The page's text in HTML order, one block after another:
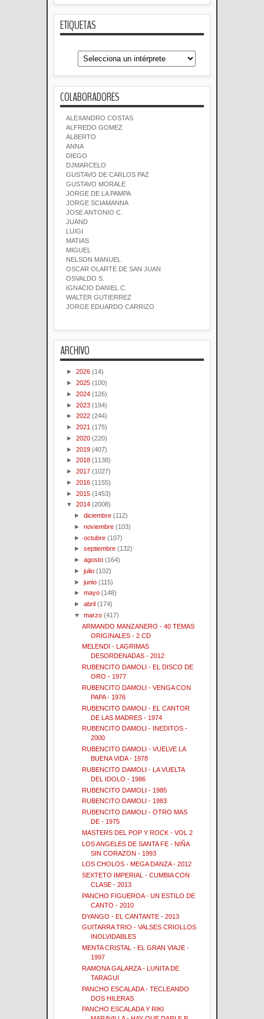
ETIQUETAS
COLABORADORES
ALEXANDRO COSTAS
ALFREDO GOMEZ
ALBERTO
ANNA
DIEGO
DJMARCELO
GUSTAVO DE CARLOS PAZ
GUSTAVO MORALE
JORGE DE LA PAMPA
JORGE SCIAMANNA
JOSE ANTONIO C.
JUAND
LUIGI
MATIAS
MIGUEL
NELSON MANUEL
OSCAR OLARTE DE SAN JUAN
OSVALDO S.
IGNACIO DANIEL C.
WALTER GUTIERREZ
JORGE EDUARDO CARRIZO
ARCHIVO
► 2026 (14)
► 2025 (100)
► 2024 (126)
► 2023 (194)
► 2022 (244)
► 2021 (175)
► 2020 (220)
► 2019 (407)
► 2018 (1138)
► 2017 (1027)
► 2016 (1155)
► 2015 (1453)
▼ 2014 (2008)
►diciembre (112)
►noviembre (103)
►octubre (107)
►septiembre (132)
►agosto (164)
►julio (102)
►junio (115)
►mayo (148)
►abril (174)
▼marzo (417)
ARMANDO MANZANERO - 40 TEMAS
ORIGINALES - 2 CD
MELENDI - LAGRIMAS
DESORDENADAS - 2012
RUBENCITO DAMOLI - EL DISCO DE
ORO - 1977
RUBENCITO DAMOLI - VENGA CON
PAPA - 1976
RUBENCITO DAMOLI - EL CANTOR
DE LAS MADRES - 1974
RUBENCITO DAMOLI - INEDITOS -
2000
RUBENCITO DAMOLI - VUELVE LA
BUENA VIDA - 1978
RUBENCITO DAMOLI - LA VUELTA
DEL IDOLO - 1986
RUBENCITO DAMOLI - 1985
RUBENCITO DAMOLI - 1983
RUBENCITO DAMOLI - OTRO MAS
DE - 1975
MASTERS DEL POP Y ROCK - VOL 2
LOS ANGELES DE SANTA FE - NIÑA
SIN CORAZON - 1993
LOS CHOLOS - MEGA DANZA - 2012
SEXTETO IMPERIAL - CUMBIA CON
CLASE - 2013
PANCHO FIGUEROA - UN ESTILO DE
CANTO - 2010
DYANGO - EL CANTANTE - 2013
GUITARRA TRIO - VALSES CRIOLLOS
INOLVIDABLES
MENTA CRISTAL - EL GRAN VIAJE -
1997
RAMONA GALARZA - LUNITA DE
TARAGUI
PANCHO ESCALADA - TECLEANDO
DOS HILERAS
PANCHO ESCALADA Y RIKI